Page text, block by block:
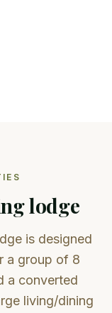
lodge
is designed
a group of 8
a converted
living/dining